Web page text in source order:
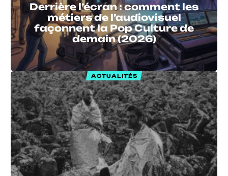
Derrière l’écran : comment les
métiers de l’audiovisuel
façonnent la Pop Culture de
demain (2026)
ACTUALITÉS